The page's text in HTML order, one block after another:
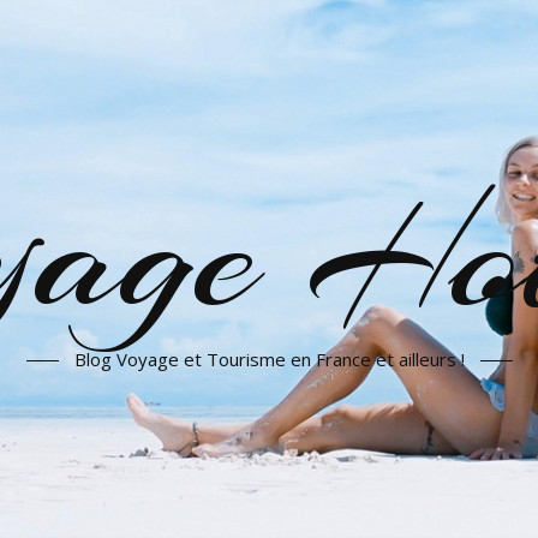
Blog Voyage et Tourisme en France et ailleurs !